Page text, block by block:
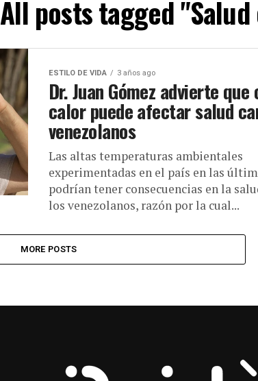
All posts tagged
ESTILO DE VIDA 3 años ago
Dr. Juan Gómez advierte que
calor puede afectar salud
venezolanos
Las altas temperaturas ambientales
experimentadas en el país en las
podrían tener consecuencias en la
los venezolanos, razón por la cual...
MORE POSTS